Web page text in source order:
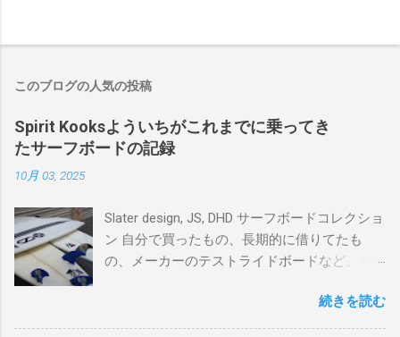
このブログの人気の投稿
Spirit Kooksよういちがこれまでに乗ってき
たサーフボードの記録
10月 03, 2025
Slater design, JS, DHD サーフボードコレクショ
ン 自分で買ったもの、長期的に借りてたも
の、メーカーのテストライドボードなど、イ
を書き残しているページです。 記録と残して
るので、過去のボードたちはもうすでに人に
続きを読む